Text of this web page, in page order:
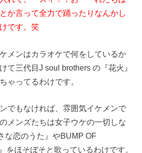
か言って全力で踊ったりなんかし
です。笑
メンはカラオケで何をしているか
て三代目J soul brothers の『花火』
ゃってるわけです。
でもなければ、雰囲気イケメンで
メンズたちは女子ウケの一切しな
な恋のうた』やBUMP OF
をほそぼそと歌っているわけです。